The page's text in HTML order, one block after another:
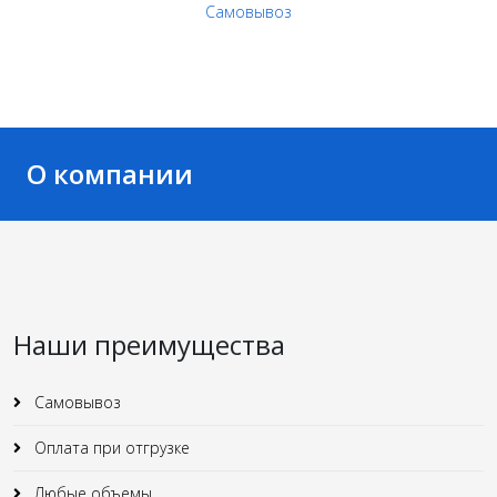
Самовывоз
О компании
Наши преимущества
Самовывоз
Оплата при отгрузке